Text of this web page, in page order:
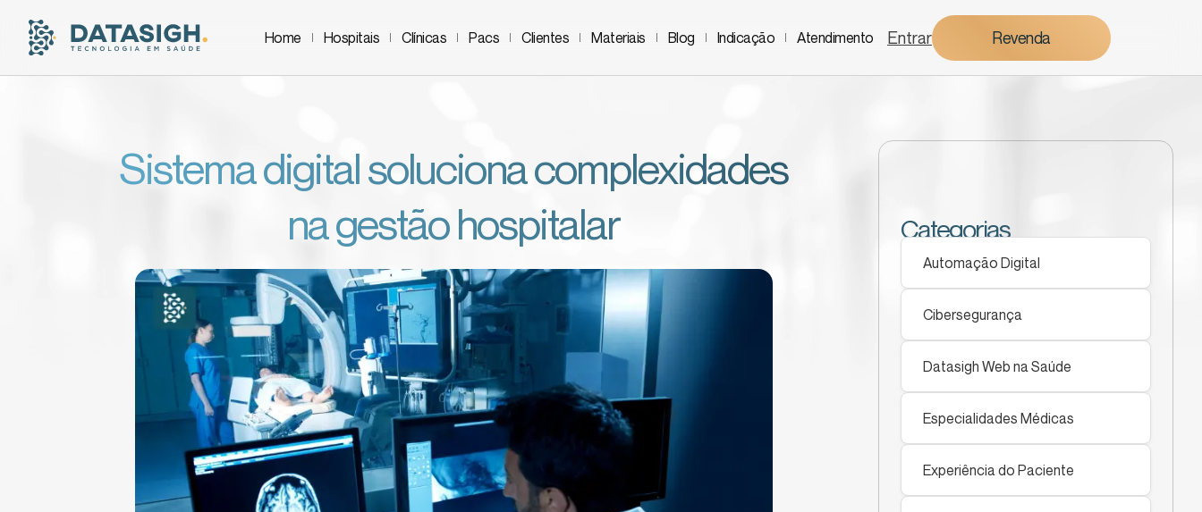
Home Hospitais Clínicas Pacs Clientes Materiais Blog Indicação Atendimento Entrar Revenda
Sistema digital soluciona complexidades
na gestão hospitalar
Categorias
Automação Digital
Cibersegurança
Datasigh Web na Saúde
Especialidades Médicas
Experiência do Paciente